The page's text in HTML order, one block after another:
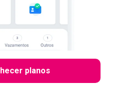
planos